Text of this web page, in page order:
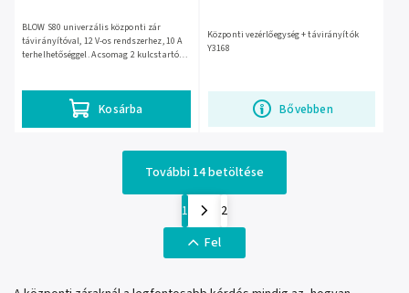
Kosárba
BLOW S80 univerzális központi zár
távirányítóval, 12 V-os rendszerhez, 10 A
terhelhetőséggel. A csomag 2 kulcstartó
Bővebben
Központi vezérlőegység + távirányítók
Y3168
További 14 betöltése
1
2
Fel